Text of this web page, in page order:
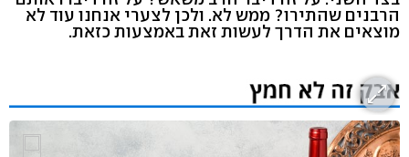
הרבנים שהתירו? ממש לא. ולכן לצערי אנחנו עוד לא
מוצאים את הדרך לעשות זאת באמצעות כזאת.